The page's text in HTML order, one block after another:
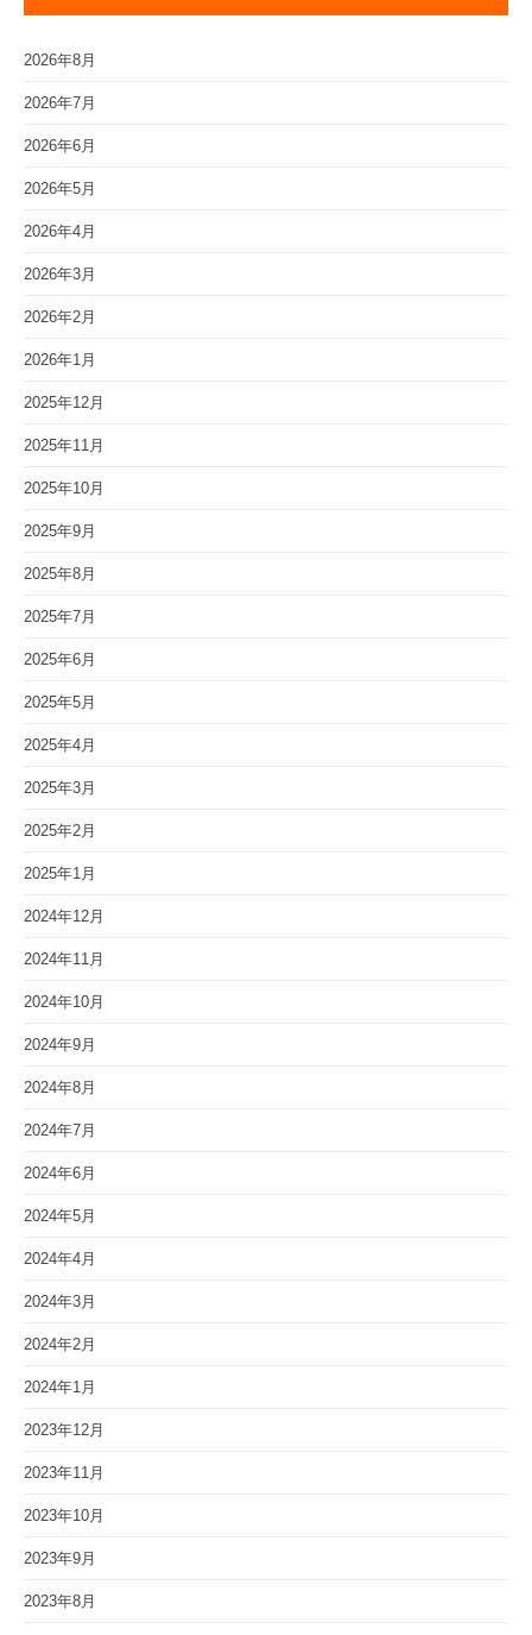
2026年8月
2026年7月
2026年6月
2026年5月
2026年4月
2026年3月
2026年2月
2026年1月
2025年12月
2025年11月
2025年10月
2025年9月
2025年8月
2025年7月
2025年6月
2025年5月
2025年4月
2025年3月
2025年2月
2025年1月
2024年12月
2024年11月
2024年10月
2024年9月
2024年8月
2024年7月
2024年6月
2024年5月
2024年4月
2024年3月
2024年2月
2024年1月
2023年12月
2023年11月
2023年10月
2023年9月
2023年8月